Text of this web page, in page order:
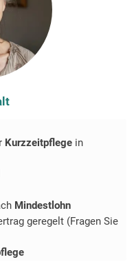
Kurzzeitpflege in
Mindestlohn
geregelt (Fragen Sie